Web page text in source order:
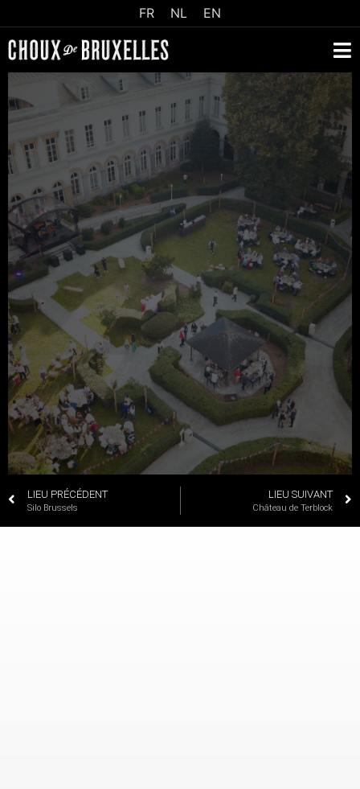
FR NL EN
LIEU PRÉCÉDENT
Silo Brussels
LIEU SUIVANT
Château de Terblock